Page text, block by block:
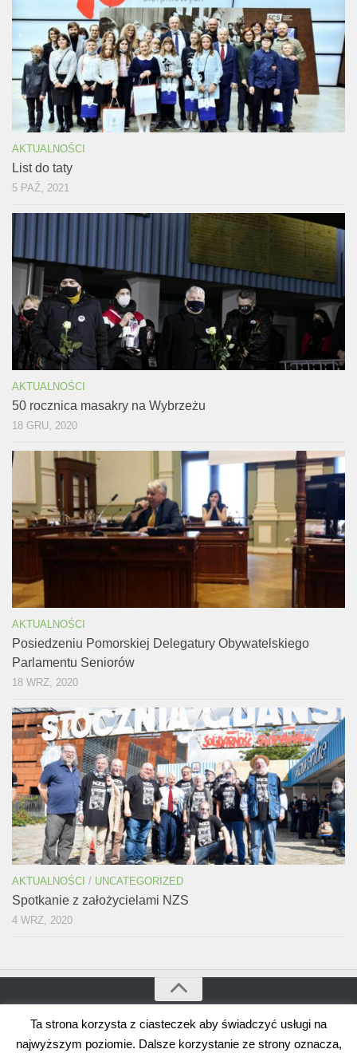
AKTUALNOŚCI
List do taty
5 PAŹ, 2021
AKTUALNOŚCI
50 rocznica masakry na Wybrzeżu
18 GRU, 2020
AKTUALNOŚCI
Posiedzeniu Pomorskiej Delegatury Obywatelskiego
Parlamentu Seniorów
18 WRZ, 2020
AKTUALNOŚCI / UNCATEGORIZED
Spotkanie z założycielami NZS
4 WRZ, 2020
Bogdan Borusewicz © 2026. Wszystkie prawa zastrzeżone
Wspierane przez WordPress. Szablon autorstwaAlx.
Ta strona korzysta z ciasteczek aby świadczyć usługi na
najwyższym poziomie. Dalsze korzystanie ze strony oznacza,